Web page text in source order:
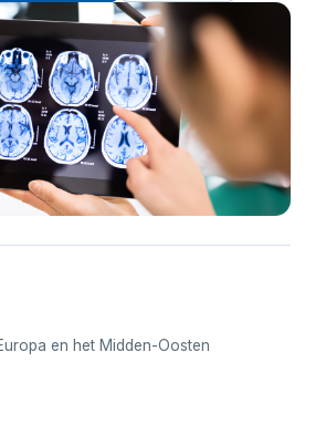
en het Midden-Oosten